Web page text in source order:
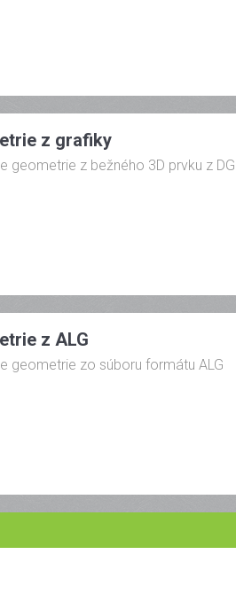
z grafiky
geometrie z bežného 3D prvku z
z ALG
geometrie zo súboru formátu ALG